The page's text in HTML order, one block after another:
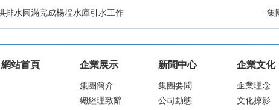
排水圓滿完成楊埕水庫引水工作 ·集
網站首頁 企業展示
集團簡介
總經理致辭
新聞中心
集團要聞
公司動態
企業文化
企業理念
文化掠影